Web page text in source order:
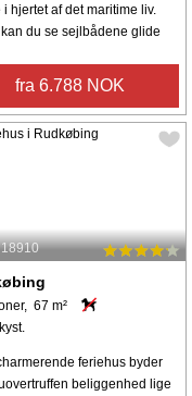
i hjertet af det maritime liv.
du se sejlbådene glide
fra 6.788 NOK
67 m²
feriehus byder
beliggenhed lige